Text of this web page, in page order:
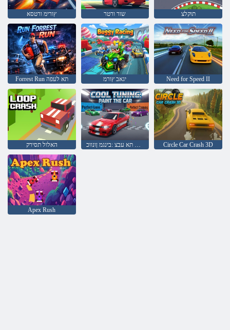
ץורימ ורטסא שור ורטר תוקלצ
Forrest Run תא לעפה יגאב ץורמ Need for Speed II
האלול תסירק תינוכמה תא עבצ :בינגמ ןונווכ Circle Car Crash 3D
Apex Rush